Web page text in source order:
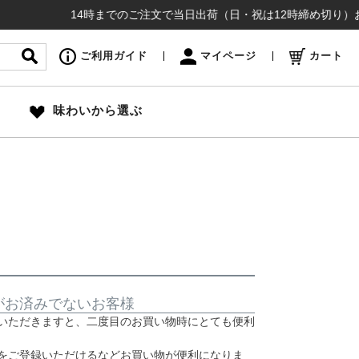
14時までのご注文で当日出荷（日・祝は12時締め切り）お
ご利用ガイド マイページ カート
味わいから選ぶ
済みでないお客様
ただきますと、二度目のお買い物時にとても便利
ご登録いただけるなどお買い物が便利になりま